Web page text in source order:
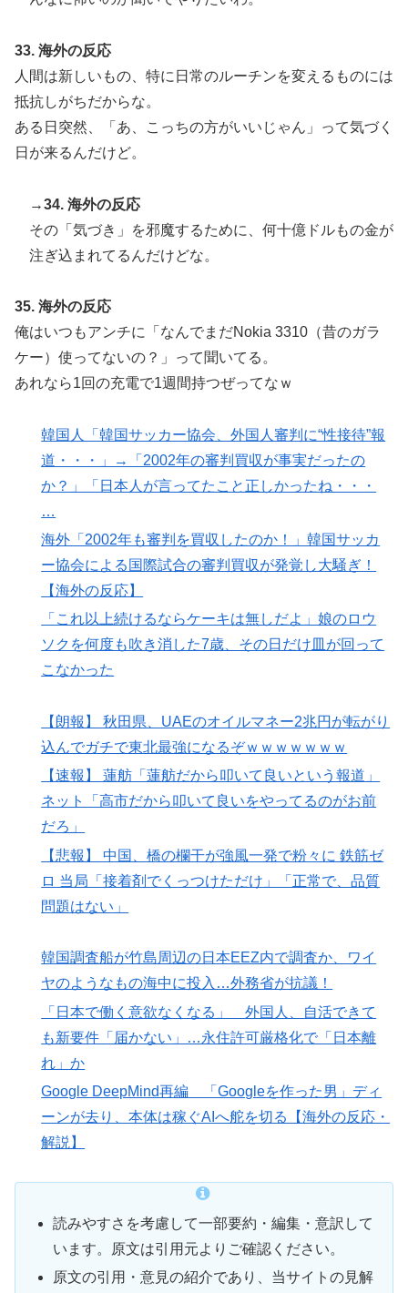
33. 海外の反応
人間は新しいもの、特に日常のルーチンを変えるものには
抵抗しがちだからな。
ある日突然、「あ、こっちの方がいいじゃん」って気づく
日が来るんだけど。
→34. 海外の反応
その「気づき」を邪魔するために、何十億ドルもの金が
注ぎ込まれてるんだけどな。
35. 海外の反応
俺はいつもアンチに「なんでまだNokia 3310（昔のガラ
ケー）使ってないの？」って聞いてる。
あれなら1回の充電で1週間持つぜってなｗ
韓国人「韓国サッカー協会、外国人審判に“性接待”報
道・・・」→「2002年の審判買収が事実だったの
か？」「日本人が言ってたこと正しかったね・・・
…
海外「2002年も審判を買収したのか！」韓国サッカ
ー協会による国際試合の審判買収が発覚し大騒ぎ！
【海外の反応】
「これ以上続けるならケーキは無しだよ」娘のロウ
ソクを何度も吹き消した7歳、その日だけ皿が回って
こなかった
【朗報】 秋田県、UAEのオイルマネー2兆円が転がり
込んでガチで東北最強になるぞｗｗｗｗｗｗｗ
【速報】 蓮舫「蓮舫だから叩いて良いという報道」
ネット「高市だから叩いて良いをやってるのがお前
だろ」
【悲報】 中国、橋の欄干が強風一発で粉々に 鉄筋ゼ
ロ 当局「接着剤でくっつけただけ」「正常で、品質
問題はない」
韓国調査船が竹島周辺の日本EEZ内で調査か、ワイ
ヤのようなもの海中に投入…外務省が抗議！
「日本で働く意欲なくなる」 外国人、自活できて
も新要件「届かない」…永住許可厳格化で「日本離
れ」か
Google DeepMind再編 「Googleを作った男」ディ
ーンが去り、本体は稼ぐAIへ舵を切る【海外の反応・
解説】
読みやすさを考慮して一部要約・編集・意訳して
います。原文は引用元よりご確認ください。
原文の引用・意見の紹介であり、当サイトの見解